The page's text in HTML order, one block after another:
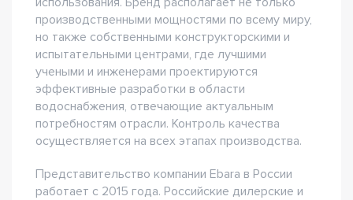
производственными мощностями по всему миру,
но также собственными конструкторскими и
испытательными центрами, где лучшими
учеными и инженерами проектируются
эффективные разработки в области
водоснабжения, отвечающие актуальным
потребностям отрасли. Контроль качества
осуществляется на всех этапах производства.
Представительство компании Ebara в России
работает с 2015 года. Российские дилерские и